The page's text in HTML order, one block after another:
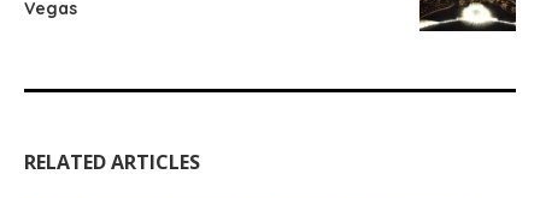
Vegas
RELATED ARTICLES